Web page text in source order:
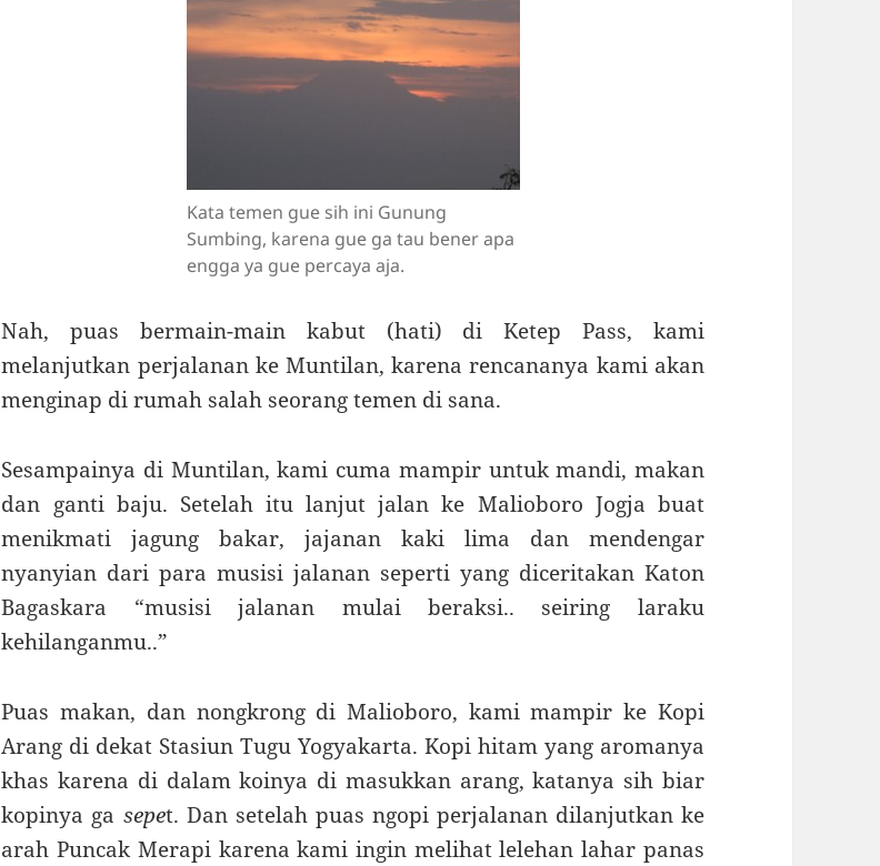
Kata temen gue sih ini Gunung
Sumbing, karena gue ga tau bener apa
engga ya gue percaya aja.
Nah, puas bermain-main kabut (hati) di Ketep Pass, kami
melanjutkan perjalanan ke Muntilan, karena rencananya kami akan
menginap di rumah salah seorang temen di sana.
Sesampainya di Muntilan, kami cuma mampir untuk mandi, makan
dan ganti baju. Setelah itu lanjut jalan ke Malioboro Jogja buat
menikmati jagung bakar, jajanan kaki lima dan mendengar
nyanyian dari para musisi jalanan seperti yang diceritakan Katon
Bagaskara “musisi jalanan mulai beraksi.. seiring laraku
kehilanganmu..”
Puas makan, dan nongkrong di Malioboro, kami mampir ke Kopi
Arang di dekat Stasiun Tugu Yogyakarta. Kopi hitam yang aromanya
khas karena di dalam koinya di masukkan arang, katanya sih biar
kopinya ga sepet. Dan setelah puas ngopi perjalanan dilanjutkan ke
arah Puncak Merapi karena kami ingin melihat lelehan lahar panas